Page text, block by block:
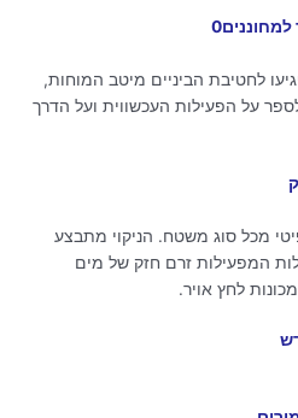
ב 8:30- בבוקר יגיעו לחטיבת הביניים מיטב המוחות,
על הפעילות העכשווית ועל הדרך
מכל סוג משטח. הניקוי מתבצע
המפעילות זרם חזק של מים
לחץ אויר.